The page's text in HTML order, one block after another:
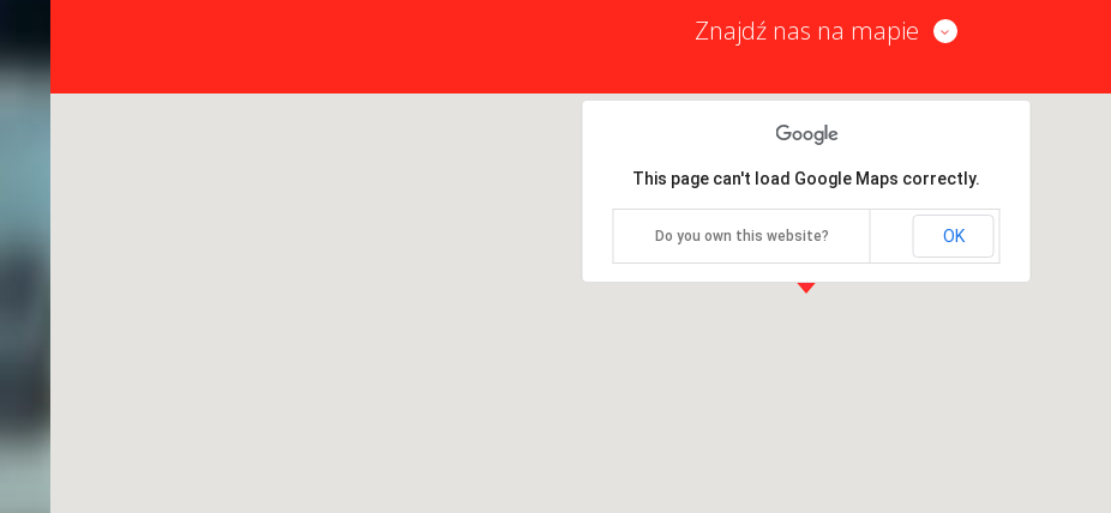
Znajdź nas na mapie
This page can't load Google Maps correctly.
Do you own this website? OK